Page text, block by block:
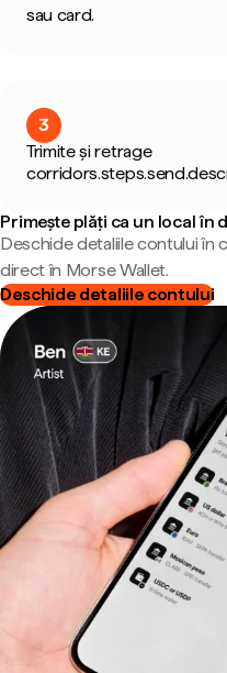
sau card.
3
Trimite și retrage
Primește plăți ca un local în
Deschide detaliile contului în
direct în Morse Wallet.
Deschide detaliile contului